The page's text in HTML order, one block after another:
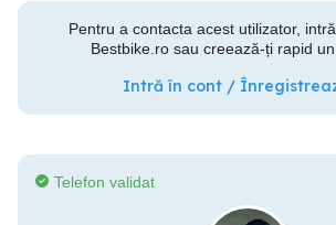
Pentru a contacta acest utilizator,
Bestbike.ro sau creează-ți rapid
Intră în cont /
Telefon validat